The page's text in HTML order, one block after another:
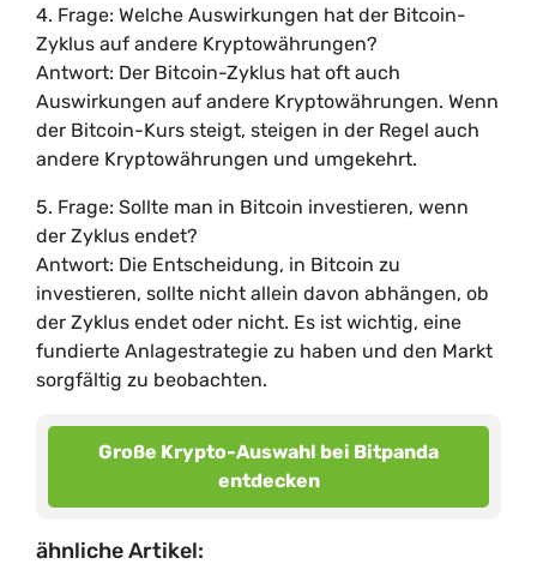
4. Frage: Welche Auswirkungen hat der Bitcoin-
Zyklus auf andere Kryptowährungen?
Antwort: Der Bitcoin-Zyklus hat oft auch
Auswirkungen auf andere Kryptowährungen. Wenn
der Bitcoin-Kurs steigt, steigen in der Regel auch
andere Kryptowährungen und umgekehrt.
5. Frage: Sollte man in Bitcoin investieren, wenn
der Zyklus endet?
Antwort: Die Entscheidung, in Bitcoin zu
investieren, sollte nicht allein davon abhängen, ob
der Zyklus endet oder nicht. Es ist wichtig, eine
fundierte Anlagestrategie zu haben und den Markt
sorgfältig zu beobachten.
Große Krypto-Auswahl bei Bitpanda
entdecken
ähnliche Artikel: